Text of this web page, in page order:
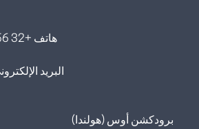
هاتف +32 56 56 78 78 80 60
البريد
برودكشن أوس (هولندا)